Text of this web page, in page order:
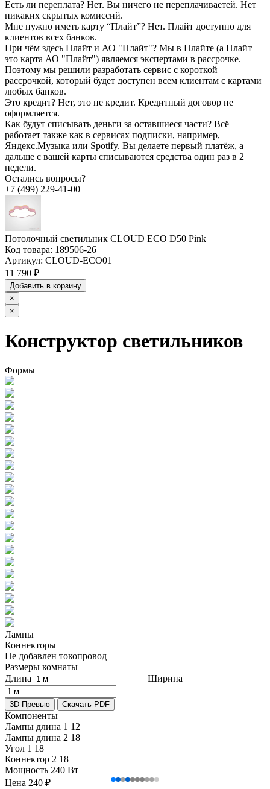
Есть ли переплата? Нет. Вы ничего не переплачиваетей. Нет
никаких скрытых комиссий.
Мне нужно иметь карту “Плайт”? Нет. Плайт доступно для
клиентов всех банков.
При чём здесь Плайт и АО "Плайт"? Мы в Плайте (а Плайт
это карта АО "Плайт") являемся экспертами в рассрочке.
Поэтому мы решили разработать сервис с короткой
рассрочкой, который будет доступен всем клиентам с картами
любых банков.
Это кредит? Нет, это не кредит. Кредитный договор не
оформляется.
Как будут списывать деньги за оставшиеся части? Всё
работает также как в сервисах подписки, например,
Яндекс.Музыка или Spotify. Вы делаете первый платёж, а
дальше с вашей карты списываются средства один раз в 2
недели.
Остались вопросы?
+7 (499) 229-41-00
Потолочный светильник CLOUD ECO D50 Pink
Код товара: 189506-26
Артикул: CLOUD-ECO01
11 790 ₽
Добавить в корзину
×
×
Конструктор светильников
Формы
Лампы
Коннекторы
Не добавлен токопровод
Размеры комнаты
Длина
Ширина
3D Превью Скачать PDF
Компоненты
Лампы длина 1 12
Лампы длина 2 18
Угол 1 18
Коннектор 2 18
Мощность 240 Вт
Цена 240 ₽